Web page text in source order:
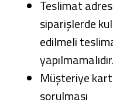
Teslimat
siparişlerde
edilmeli
yapılmamalıdır.
Müşteriye
sorulması